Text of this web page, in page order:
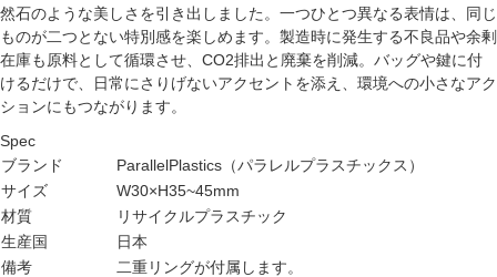
然石のような美しさを引き出しました。一つひとつ異なる表情は、同じ
ものが二つとない特別感を楽しめます。製造時に発生する不良品や余剰
在庫も原料として循環させ、CO2排出と廃棄を削減。バッグや鍵に付
けるだけで、日常にさりげないアクセントを添え、環境への小さなアク
ションにもつながります。
Spec
ブランド
ParallelPlastics（パラレルプラスチックス）
サイズ
W30×H35~45mm
材質
リサイクルプラスチック
生産国
日本
備考
二重リングが付属します。